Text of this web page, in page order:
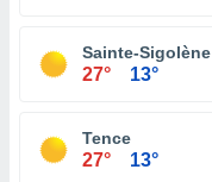
Sainte-Sigolène
27° 13°
Tence
27° 13°